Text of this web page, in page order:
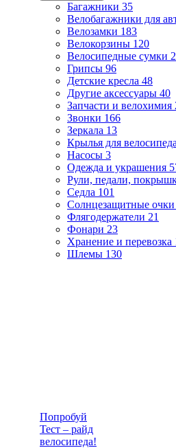
Багажники 35
Велобагажники для
Велозамки 183
Велокорзины 120
Велосипедные сумки
Грипсы 96
Детские кресла 48
Другие аксессуары 40
Запчасти и велохимия
Звонки 166
Зеркала 13
Крылья для велосипеда
Насосы 3
Одежда и украшения
Рули, педали,
Седла 101
Солнцезащитные очки
Флягодержатели 21
Фонари 23
Хранение и перевозка
Шлемы 130
Попробуй
Тест – райд
велосипеда!